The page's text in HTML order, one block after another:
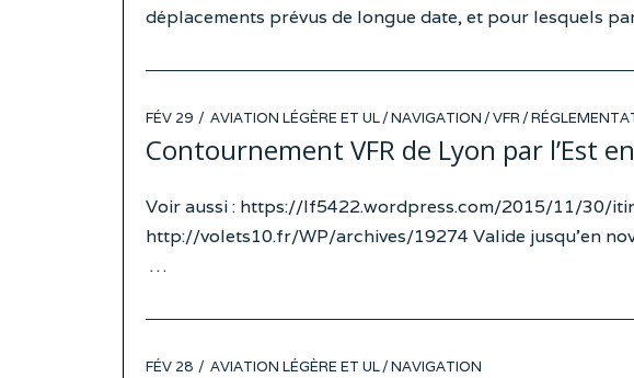
déplacements prévus de longue date, et pour lesquels
POSTED
ON
FÉV 29 AVIATION LÉGÈRE ET UL /NAVIGATION /VFR /
Contournement VFR de Lyon par l’Est
Voir aussi : https://lf5422.wordpress.com/2015/11/30/
http://volets10.fr/WP/archives/19274 Valide jusqu’en
…
POSTED
FÉV 28 AVIATION LÉGÈRE ET UL /NAVIGATION